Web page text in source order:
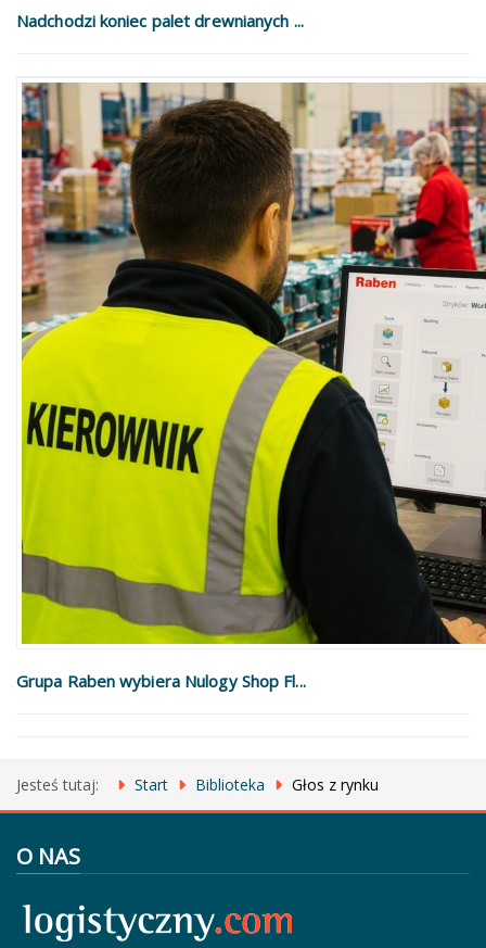
Nadchodzi koniec palet drewnianych ...
Grupa Raben wybiera Nulogy Shop Fl...
Jesteś tutaj: Start Biblioteka Głos z rynku
O NAS